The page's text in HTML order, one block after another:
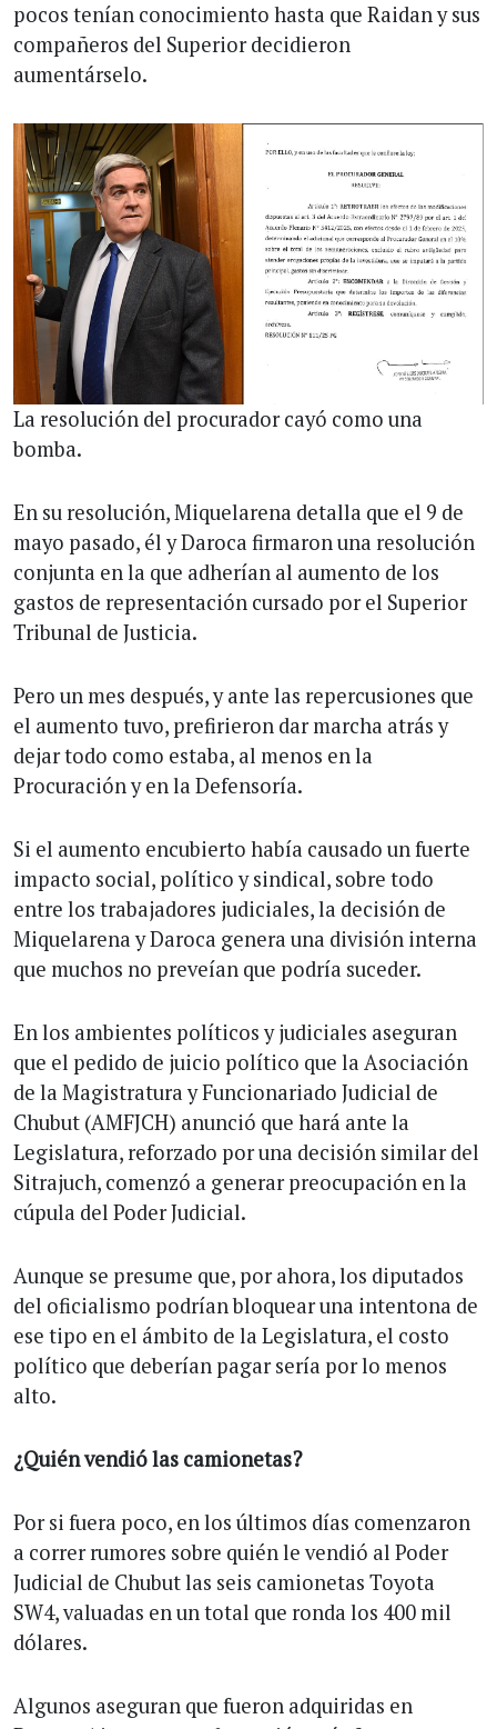
pocos tenían conocimiento hasta que Raidan y sus
compañeros del Superior decidieron
aumentárselo.
La resolución del procurador cayó como una
bomba.
En su resolución, Miquelarena detalla que el 9 de
mayo pasado, él y Daroca firmaron una resolución
conjunta en la que adherían al aumento de los
gastos de representación cursado por el Superior
Tribunal de Justicia.
Pero un mes después, y ante las repercusiones que
el aumento tuvo, prefirieron dar marcha atrás y
dejar todo como estaba, al menos en la
Procuración y en la Defensoría.
Si el aumento encubierto había causado un fuerte
impacto social, político y sindical, sobre todo
entre los trabajadores judiciales, la decisión de
Miquelarena y Daroca genera una división interna
que muchos no preveían que podría suceder.
En los ambientes políticos y judiciales aseguran
que el pedido de juicio político que la Asociación
de la Magistratura y Funcionariado Judicial de
Chubut (AMFJCH) anunció que hará ante la
Legislatura, reforzado por una decisión similar del
Sitrajuch, comenzó a generar preocupación en la
cúpula del Poder Judicial.
Aunque se presume que, por ahora, los diputados
del oficialismo podrían bloquear una intentona de
ese tipo en el ámbito de la Legislatura, el costo
político que deberían pagar sería por lo menos
alto.
¿Quién vendió las camionetas?
Por si fuera poco, en los últimos días comenzaron
a correr rumores sobre quién le vendió al Poder
Judicial de Chubut las seis camionetas Toyota
SW4, valuadas en un total que ronda los 400 mil
dólares.
Algunos aseguran que fueron adquiridas en